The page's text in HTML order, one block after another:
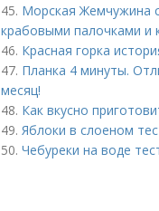
45. Морская Жемчужина
крабовыми палочками и
46. Красная горка
47. Планка 4 минуты.
месяц!
48. Как вкусно
49. Яблоки в слоеном
50. Чебуреки на воде